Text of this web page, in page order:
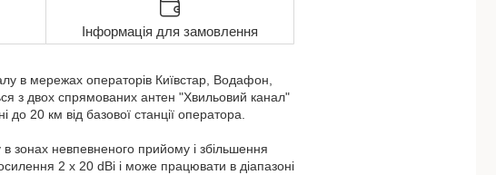
Інформація для замовлення
в мережах операторів Київстар, Водафон,
з двох спрямованих антен "Хвильовий канал"
до 20 км від базової станції оператора.
зонах невпевненого прийому і збільшення
2 х 20 dBi і може працювати в діапазоні